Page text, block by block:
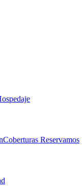
Coberturas Reservamos